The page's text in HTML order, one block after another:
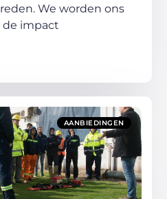
We worden ons
de impact
AANBIEDINGEN